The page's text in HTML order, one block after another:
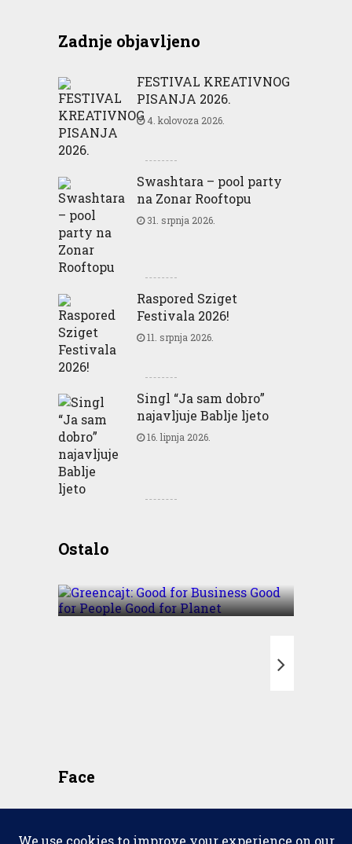
Zadnje objavljeno
FESTIVAL KREATIVNOG
PISANJA 2026.
4. kolovoza 2026.
Swashtara – pool party
na Zonar Rooftopu
31. srpnja 2026.
Raspored Sziget
Festivala 2026!
11. srpnja 2026.
Singl “Ja sam dobro”
najavljuje Bablje ljeto
16. lipnja 2026.
OstaloBusiness Good for People
Face